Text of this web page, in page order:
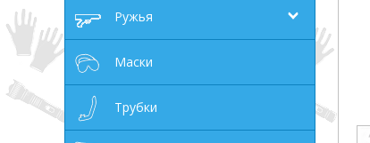
Производитель
_JSHOP_SEARCH_COINS
от
до
Ружья
Маски
Трубки